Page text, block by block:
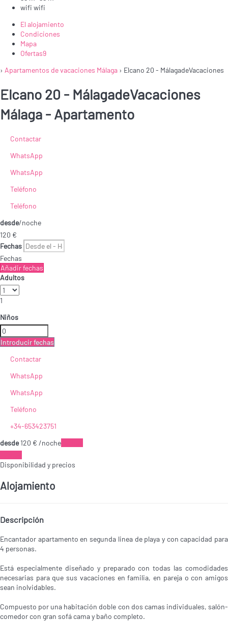
wifi wifi
El alojamiento
Condiciones
Mapa
Ofertas9
› Apartamentos de vacaciones Málaga › Elcano 20 - MálagadeVacaciones
Elcano 20 - MálagadeVacaciones
Málaga - Apartamento
Contactar
WhatsApp
WhatsApp
Teléfono
Teléfono
desde/noche
120 €
Fechas
Fechas
Añadir fechas
Adultos
1
Niños
Introducir fechas
Contactar
WhatsApp
WhatsApp
Teléfono
+34-653423751
desde120 € /noche
Disponibilidad y precios
Alojamiento
Descripción
Encantador apartamento en segunda linea de playa y con capacidad para
4 personas.
Está especialmente diseñado y preparado con todas las comodidades
necesarias para que sus vacaciones en familia, en pareja o con amigos
sean inolvidables.
Compuesto por una habitación doble con dos camas individuales, salón-
comedor con gran sofá cama y baño completo.